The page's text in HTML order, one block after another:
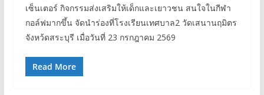
เซ็นเตอร์ กิจกรรมส่งเสริมให้เด็กและเยาวชน สนใจในกีฬา
กอล์ฟมากขึ้น จัดนําร่องที่โรงเรียนเทศบาล2 วัดเสนานฤมิตร
จังหว้ดสระบุรี เมื่อวันที่ 23 กรกฎาคม 2569
Read More